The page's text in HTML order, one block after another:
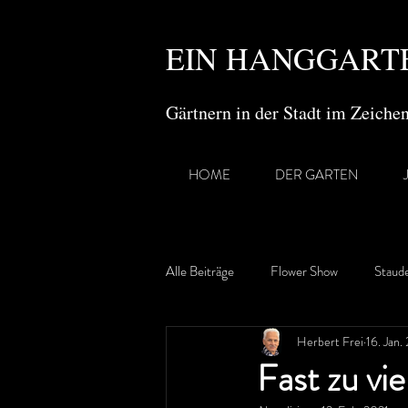
EIN
Gärtnern in der Stadt im
HOME DER GARTEN
Alle Beiträge Flower Show
Gartenreisen
Fast zu
Herbert Frei 16. Jan.